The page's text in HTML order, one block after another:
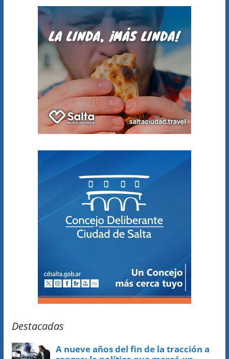
Destacadas